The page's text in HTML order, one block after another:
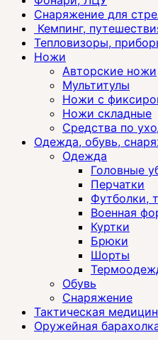
Снаряжение для
Кемпинг,
Тепловизоры,
Ножи
Авторские ножи
Мультитулы
Ножи с
Ножи складные
Средства по
Одежда, обувь,
Одежда
Головные
Перчатки
Футболки,
Военная
Куртки
Брюки
Шорты
Обувь
Снаряжение
Тактическая
Оружейная